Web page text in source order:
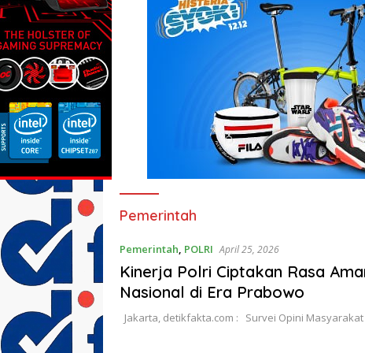
Pemerintah
Pemerintah, POLRI April 25, 2026
Kinerja Polri Ciptakan Rasa
Nasional di Era Prabowo
Jakarta, detikfakta.com : Survei Opini